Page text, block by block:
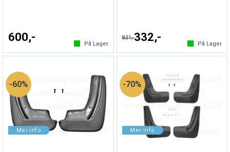
600,-
På Lager
831,-332,-
På Lager
60% 70%